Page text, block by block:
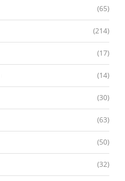
(65)
(214)
(17)
(14)
(30)
(63)
(50)
(32)